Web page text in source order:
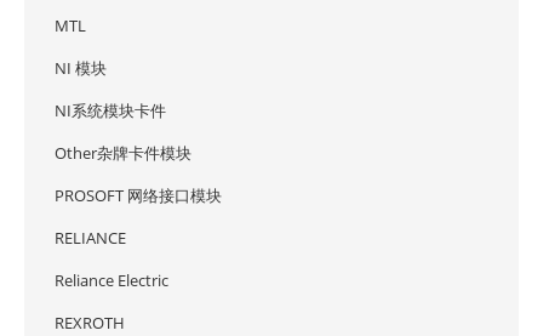
MTL
NI 模块
NI系统模块卡件
Other杂牌卡件模块
PROSOFT 网络接口模块
RELIANCE
Reliance Electric
REXROTH